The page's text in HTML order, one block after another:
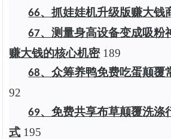
66、抓娃娃机升级版赚大钱
67、测量身高设备变成吸粉
赚大钱的核心机密 189
68、众筹养鸭免费吃蛋颠覆
92
69、免费共享布草颠覆洗涤
式 195